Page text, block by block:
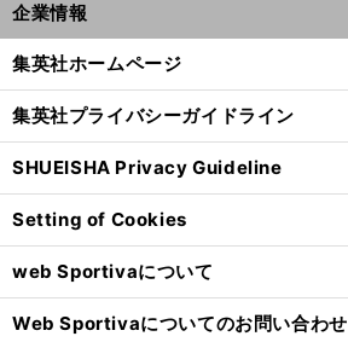
企業情報
集英社ホームページ
集英社プライバシーガイドライン
SHUEISHA Privacy Guideline
Setting of Cookies
web Sportivaについて
Web Sportivaについてのお問い合わせ